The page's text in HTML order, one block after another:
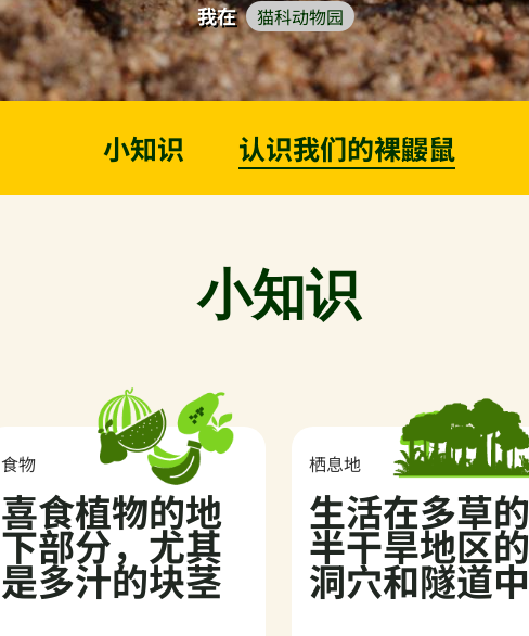
我在 猫科动物园
小知识 认识我们的裸鼹鼠
小知识
食物
喜食植物的地
下部分，尤其
是多汁的块茎
栖息地
生活在多草的
半干旱地区的
洞穴和隧道中